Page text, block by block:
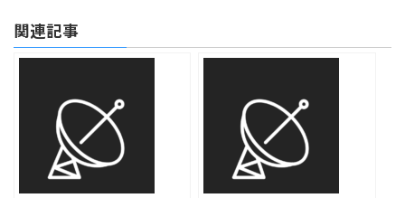
関連記事